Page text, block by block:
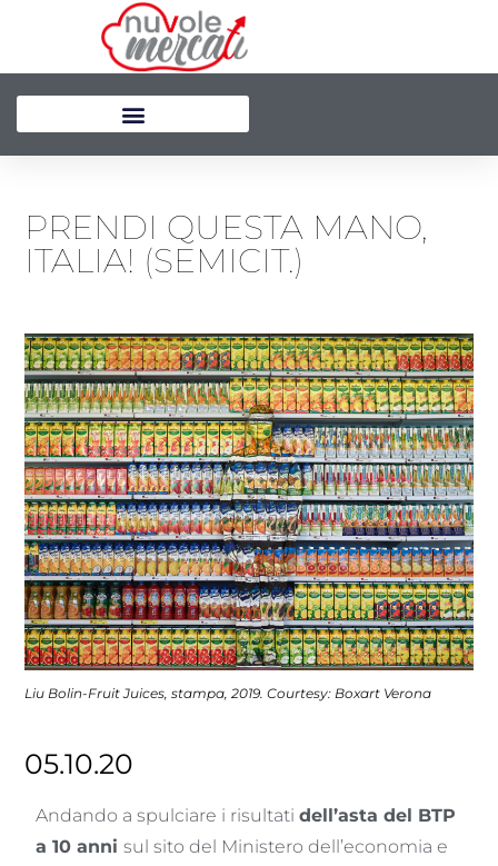
PRENDI QUESTA MANO,
ITALIA! (SEMICIT.)
Liu Bolin-Fruit Juices, stampa, 2019. Courtesy: Boxart Verona
05.10.20
Andando a spulciare i risultatidell’asta del BTP
a 10 annisul sito del Ministero dell’economia e